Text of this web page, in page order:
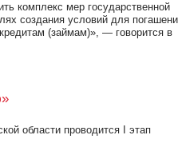
комплекс мер государственной
создания условий для
(займам)», — говорится в
области проводится I этап